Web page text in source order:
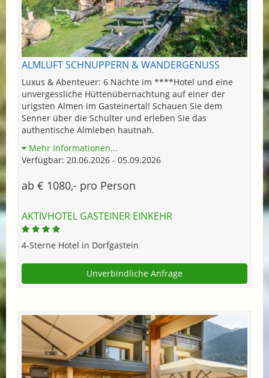
ALMLUFT SCHNUPPERN & WANDERGENUSS
Luxus & Abenteuer: 6 Nächte im ****Hotel und eine
unvergessliche Hüttenübernachtung auf einer der
urigsten Almen im Gasteinertal! Schauen Sie dem
Senner über die Schulter und erleben Sie das
authentische Almleben hautnah.
Mehr Informationen...
Verfügbar: 20.06.2026 - 05.09.2026
ab € 1080,- pro Person
AKTIVHOTEL GASTEINER EINKEHR
4-Sterne Hotel in Dorfgastein
Unverbindliche Anfrage